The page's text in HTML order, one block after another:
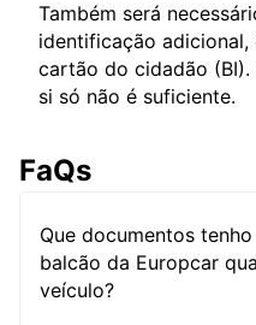
Também será
identificação
cartão do cidadão
si só não é suficiente.
FaQs
Que documentos
balcão da Europcar
veículo?